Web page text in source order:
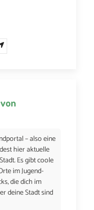
– also eine
hier aktuelle
Es gibt coole
im Jugend-
die dich im
deine Stadt sind